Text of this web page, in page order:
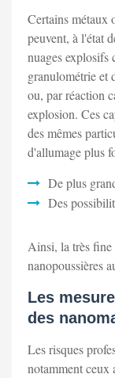
Certains métaux
peuvent, à l'état
nuages explosifs
granulométrie et
ou, par réaction
explosion. Ces
des mêmes
d'allumage plus
De plus
Des
Ainsi, la très fine
nanopoussières
Les
des
Les risques
notamment ceux